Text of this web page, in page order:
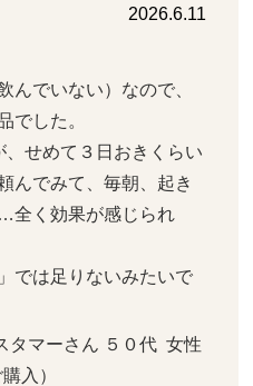
2026.6.11
んでいない）なので、
でした。
、せめて３日おきくらい
んでみて、毎朝、起き
全く効果が感じられ
では足りないみたいで
タマーさん ５０代  女性
入）